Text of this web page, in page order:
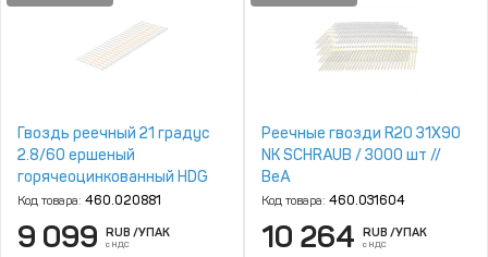
Гвоздь реечный 21 градус
2.8/60 ершеный
горячеоцинкованный HDG
(R) / 6000шт
Код товара: 460.020881
9 099 RUB /УПАК
с НДС
Реечные гвозди R20 31X90
NK SCHRAUB / 3000 шт //
BeA
Код товара: 460.031604
10 264 RUB /УПАК
с НДС